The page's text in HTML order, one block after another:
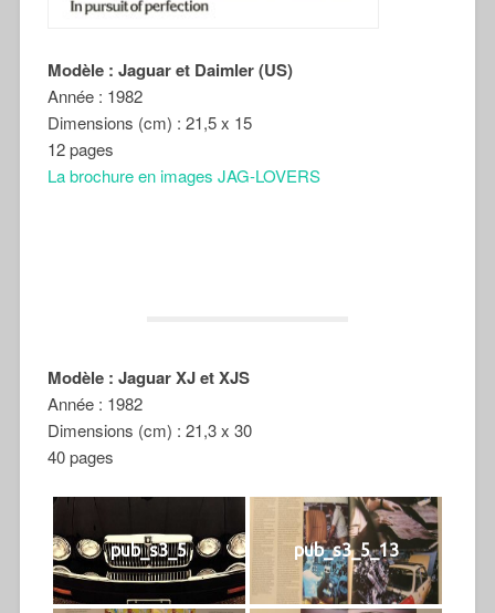
Modèle : Jaguar et Daimler (US)
Année : 1982
Dimensions (cm) : 21,5 x 15
12 pages
La brochure en images JAG-LOVERS
Modèle : Jaguar XJ et XJS
Année : 1982
Dimensions (cm) : 21,3 x 30
40 pages
pub_s3_5 pub_s3_5_13